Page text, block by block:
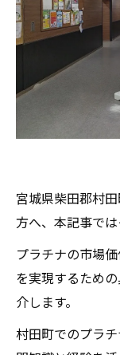
宮城県柴田郡村
方へ、本記事で
プラチナの市場
を実現するため
介します。
村田町でのプラ